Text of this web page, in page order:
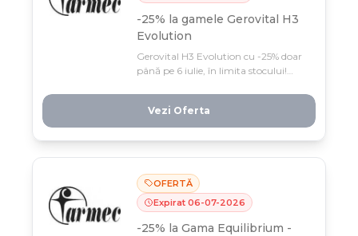
-25% la gamele Gerovital H3
Evolution
Gerovital H3 Evolution cu -25% doar
până pe 6 iulie, în limita stocului!
rejuveneaza-te cu prețuri nemiloase.
Vezi Oferta
OFERTĂ
Expirat 06-07-2026
-25% la Gama Equilibrium -